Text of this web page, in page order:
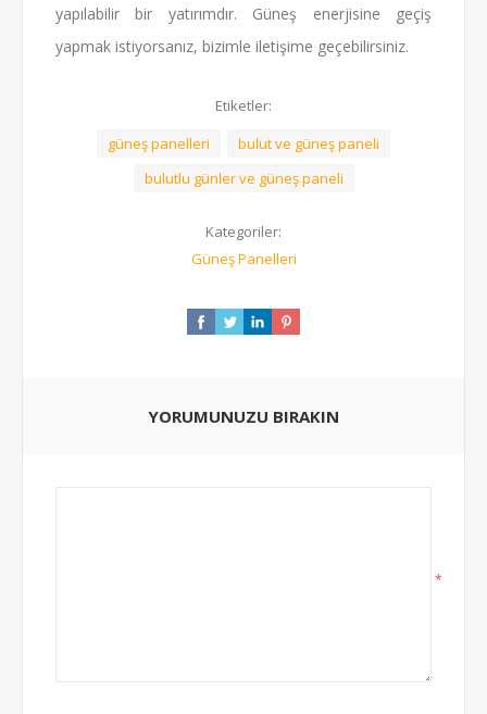
yapılabilir bir yatırımdır. Güneş enerjisine geçiş
yapmak istiyorsanız, bizimle iletişime geçebilirsiniz.
Etiketler:
güneş panelleri
bulut ve güneş paneli
bulutlu günler ve güneş paneli
Kategoriler:
Güneş Panelleri
YORUMUNUZU BIRAKIN
*